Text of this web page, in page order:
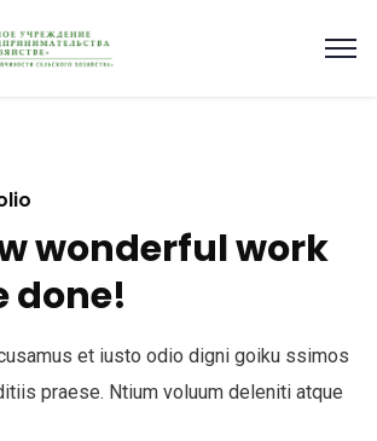
wonderful work
done!
et iusto odio digni goiku ssimos
praese. Ntium voluum deleniti atque